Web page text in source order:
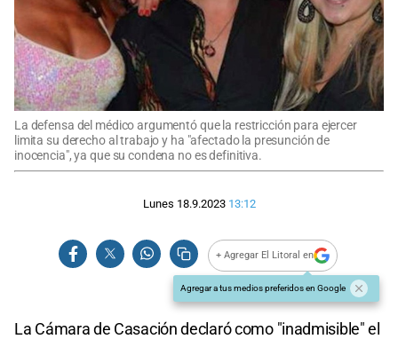
La defensa del médico argumentó que la restricción para ejercer
limita su derecho al trabajo y ha "afectado la presunción de
inocencia", ya que su condena no es definitiva.
Lunes 18.9.2023 13:12
+ Agregar El Litoral en
Agregar a tus medios preferidos en Google
La Cámara de Casación declaró como "inadmisible" el